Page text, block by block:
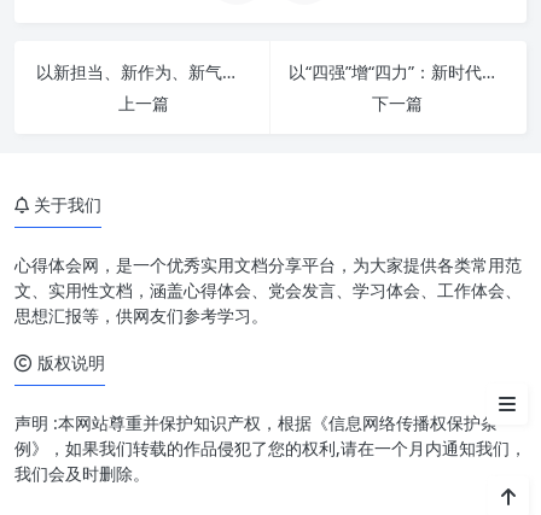
以新担当、新作为、新气象：全面提升“三服务”工作能力，共绘发展新蓝图
上一篇
以“四强”增“四力”：新时代素质提升与发展创新的系统密钥
下一篇
第三根针：创新发展之针——求
突破，谋未来
关于我们
心得体会网，是一个优秀实用文档分享平台，为大家提供各类常用范
文、实用性文档，涵盖心得体会、党会发言、学习体会、工作体会、
思想汇报等，供网友们参考学习。
版权说明
声明 :本网站尊重并保护知识产权，根据《信息网络传播权保护条
例》，如果我们转载的作品侵犯了您的权利,请在一个月内通知我们，
我们会及时删除。